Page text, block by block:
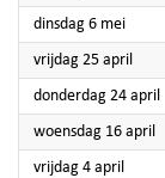
dinsdag 6 mei2025
vrijdag 25 april
donderdag 24 april
woensdag 16 april
vrijdag 4 april